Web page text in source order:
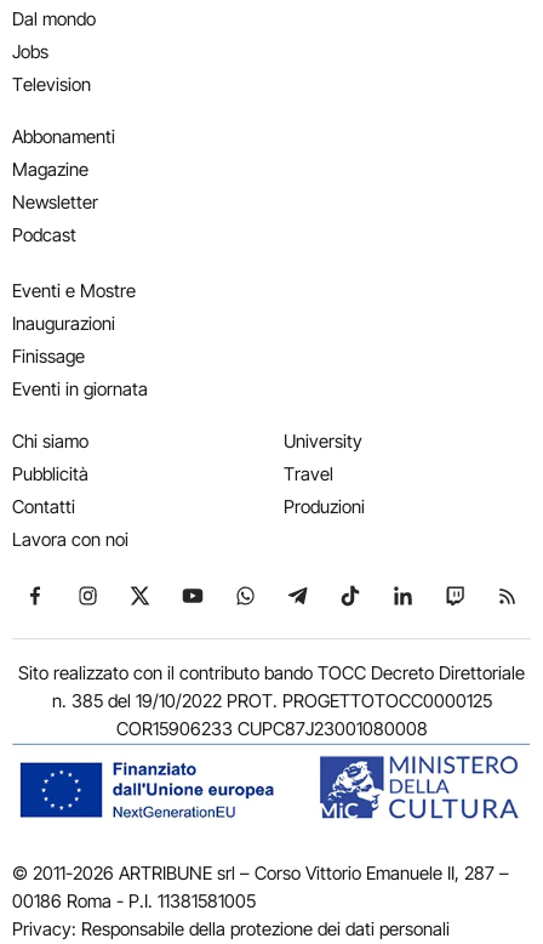
Dal mondo
Jobs
Television
Abbonamenti
Magazine
Newsletter
Podcast
Eventi e Mostre
Inaugurazioni
Finissage
Eventi in giornata
Chi siamo
Pubblicità
Contatti
Lavora con noi
University
Travel
Produzioni
Seguici su Facebook
Seguici su Instagram
Seguici su X
Seguici su YouTube
Seguici su WhatsApp
Seguici su Telegram
Seguici su TikTok
Seguici su
Seguici
Sito realizzato con il contributo bando TOCC Decreto Direttoriale
n. 385 del 19/10/2022 PROT. PROGETTOTOCC0000125
COR15906233 CUPC87J23001080008
© 2011-2026 ARTRIBUNE srl – Corso Vittorio Emanuele II, 287 –
00186 Roma - P.I. 11381581005
Privacy: Responsabile della protezione dei dati personali